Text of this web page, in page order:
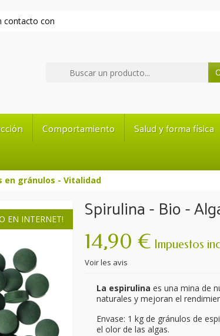
contacto con
Comportamiento Salud y forma física
en gránulos - Vitalidad
EN INTERNET! Spirulina - Bio -
14,90 € Impuestos
Voir les avis
La espirulina es una mina de
naturales y mejoran el
Envase: 1 kg de gránulos de
el olor de las algas.